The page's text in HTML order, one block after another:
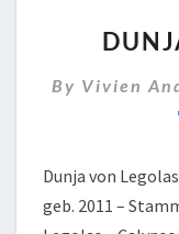
By Vivien
Dunja von
geb. 2011 –